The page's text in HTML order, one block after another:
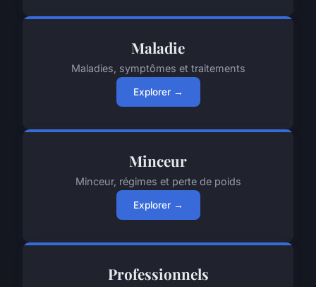
Maladie
Maladies, symptômes et traitements
Explorer →
Minceur
Minceur, régimes et perte de poids
Explorer →
Professionnels